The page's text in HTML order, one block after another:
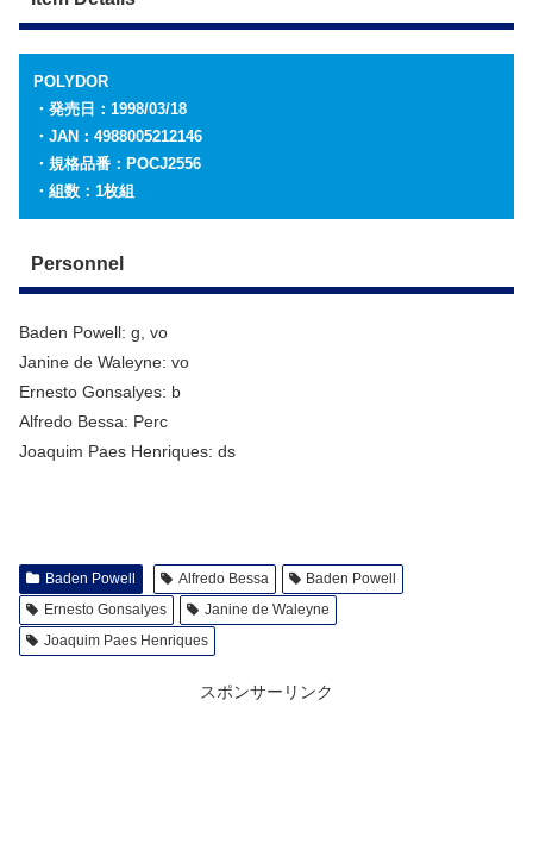
POLYDOR
・発売日：1998/03/18
・JAN：4988005212146
・規格品番：POCJ2556
・組数：1枚組
Personnel
Baden Powell: g, vo
Janine de Waleyne: vo
Ernesto Gonsalyes: b
Alfredo Bessa: Perc
Joaquim Paes Henriques: ds
Baden Powell Alfredo Bessa
Baden Powell
Ernesto Gonsalyes
Janine de Waleyne
Joaquim Paes Henriques
スポンサーリンク